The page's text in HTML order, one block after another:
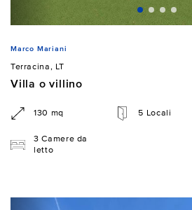
Marco Mariani
Terracina, LT
Villa o villino
130 mq 5 Locali
3 Camere da
letto